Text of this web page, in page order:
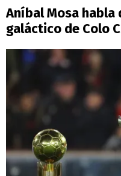
Aníbal Mosa habla
galáctico de Colo